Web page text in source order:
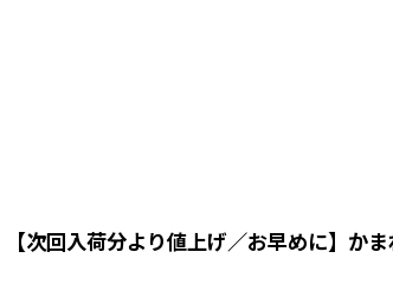
【次回入荷分より値上げ／お早めに】か